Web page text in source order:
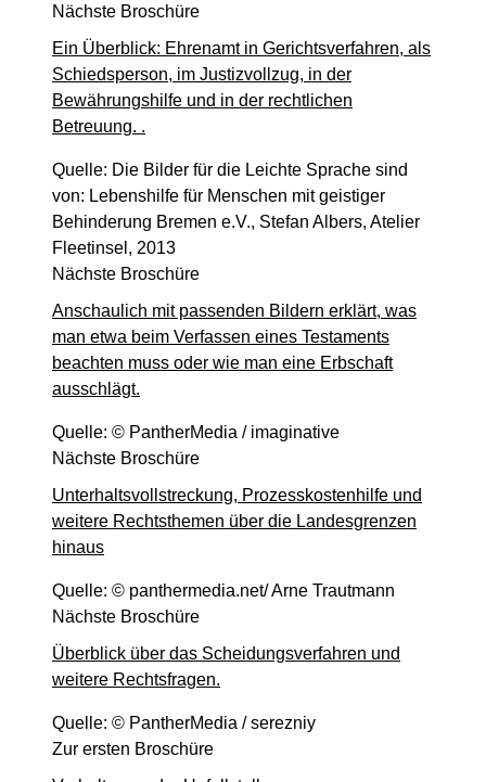
Heute, 10:00 Uhr
Verkündungstermin
Zivilsache - 17 O 27/26
Heute, 10:30 Uhr
Güte- und Verhandlungstermin
Zivilsache - 8 O 248/25
Letzte Aktualisierung:
Heute, 06:28 Uhr
Nächste Broschüre
Ein Überblick: Ehrenamt in Gerichtsverfahren, als
Schiedsperson, im Justizvollzug, in der
Bewährungshilfe und in der rechtlichen
Betreuung. .
Quelle: Die Bilder für die Leichte Sprache sind
von: Lebenshilfe für Menschen mit geistiger
Behinderung Bremen e.V., Stefan Albers, Atelier
Fleetinsel, 2013
Nächste Broschüre
Anschaulich mit passenden Bildern erklärt, was
man etwa beim Verfassen eines Testaments
beachten muss oder wie man eine Erbschaft
ausschlägt.
Quelle: © PantherMedia / imaginative
Nächste Broschüre
Unterhaltsvollstreckung, Prozesskostenhilfe und
weitere Rechtsthemen über die Landesgrenzen
hinaus
Quelle: © panthermedia.net/ Arne Trautmann
Nächste Broschüre
Überblick über das Scheidungsverfahren und
weitere Rechtsfragen.
Quelle: © PantherMedia / serezniy
Zur ersten Broschüre